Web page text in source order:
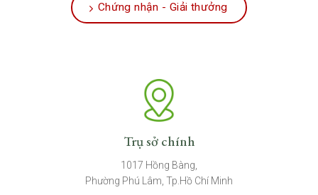
Chứng nhận - Giải thưởng
Trụ sở chính
1017 Hồng Bàng,
Phường Phú Lâm, Tp.Hồ Chí Minh